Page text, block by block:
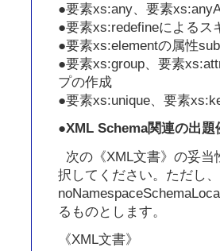
●要素xs:any、要素
●要素xs:redefineによるス
●要素xs:elementの属性
●要素xs:group、要素
プの作成
●要素xs:unique、要素
●XML Schema関連の出
次の《XML文書》の妥
択してください。ただし
るものとします。
《XML文書》